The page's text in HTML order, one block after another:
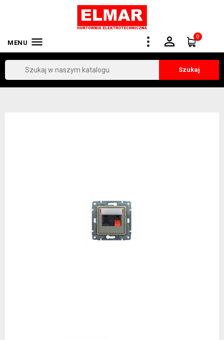
MENU  0

Szukaj